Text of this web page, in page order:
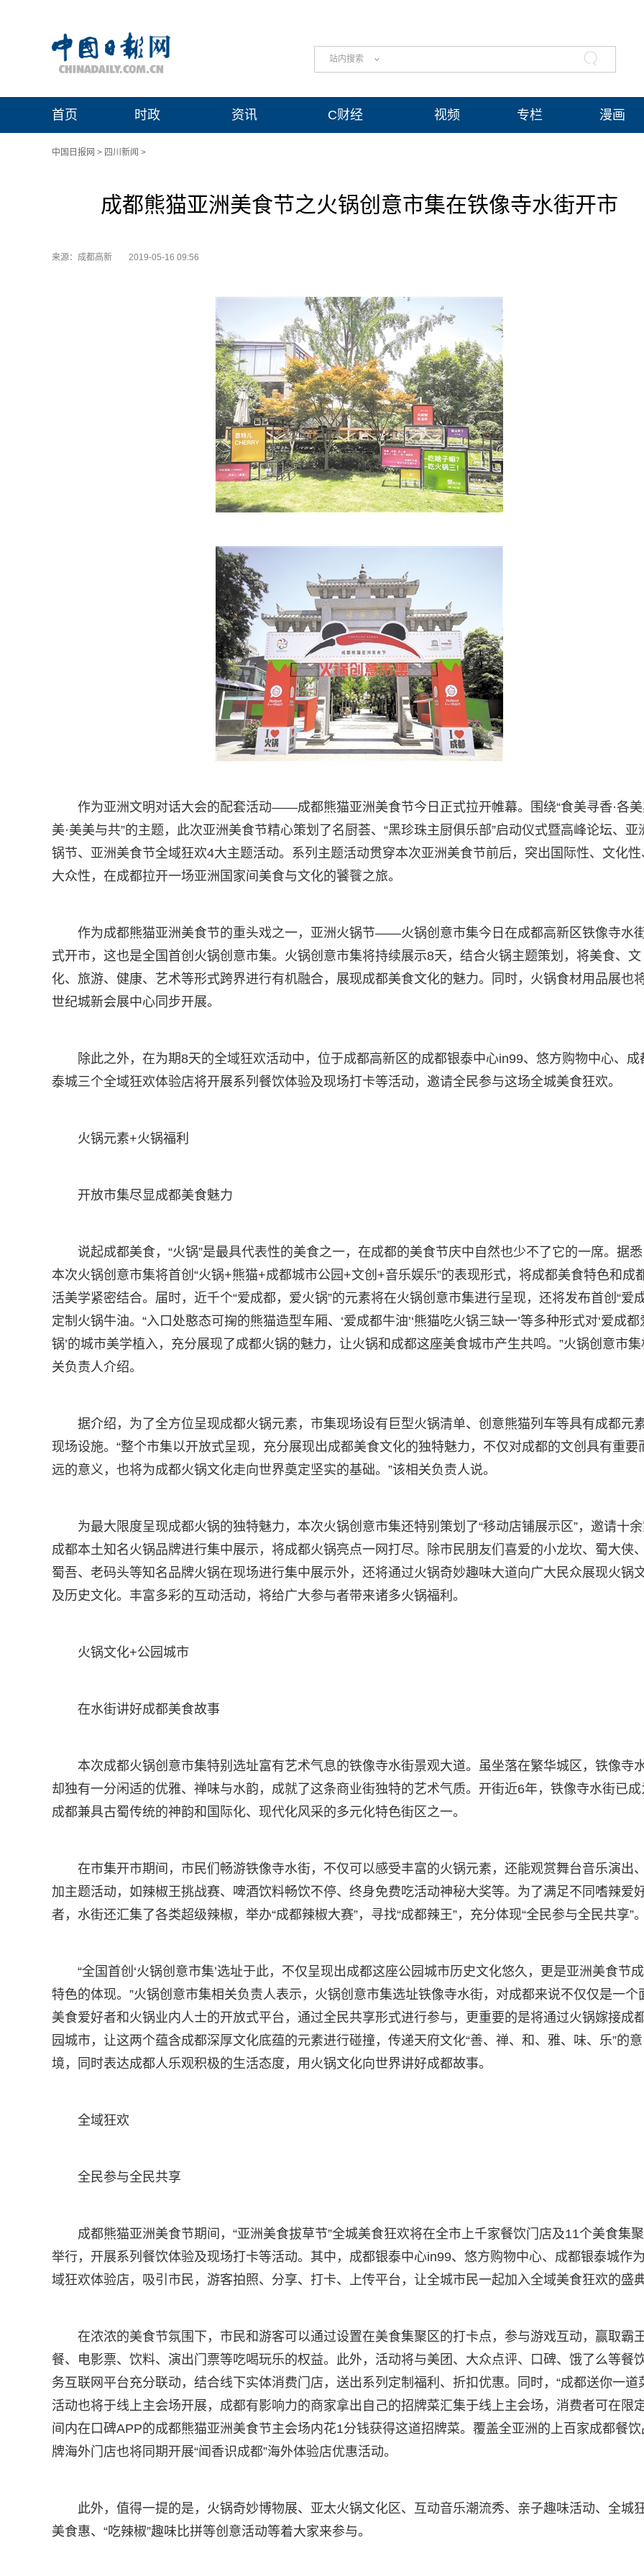
站内搜索
首页 时政 资讯 C财经 视频 专栏 漫画
中国日报网 > 四川新闻 >
成都熊猫亚洲美食节之火锅创意市集在铁像寺水街开市
来源：成都高新 2019-05-16 09:56
作为亚洲文明对话大会的配套活动——成都熊猫亚洲美食节今日正式拉开帷幕。围绕“食美寻香·各
美·美美与共”的主题，此次亚洲美食节精心策划了名厨荟、“黑珍珠主厨俱乐部”启动仪式暨高峰论坛、亚
锅节、亚洲美食节全域狂欢4大主题活动。系列主题活动贯穿本次亚洲美食节前后，突出国际性、文化性
大众性，在成都拉开一场亚洲国家间美食与文化的饕餮之旅。
作为成都熊猫亚洲美食节的重头戏之一，亚洲火锅节——火锅创意市集今日在成都高新区铁像寺水
式开市，这也是全国首创火锅创意市集。火锅创意市集将持续展示8天，结合火锅主题策划，将美食、文
化、旅游、健康、艺术等形式跨界进行有机融合，展现成都美食文化的魅力。同时，火锅食材用品展也
世纪城新会展中心同步开展。
除此之外，在为期8天的全域狂欢活动中，位于成都高新区的成都银泰中心in99、悠方购物中心、成
泰城三个全域狂欢体验店将开展系列餐饮体验及现场打卡等活动，邀请全民参与这场全城美食狂欢。
火锅元素+火锅福利
开放市集尽显成都美食魅力
说起成都美食，“火锅”是最具代表性的美食之一，在成都的美食节庆中自然也少不了它的一席。据悉
本次火锅创意市集将首创“火锅+熊猫+成都城市公园+文创+音乐娱乐”的表现形式，将成都美食特色和成
活美学紧密结合。届时，近千个“爱成都，爱火锅”的元素将在火锅创意市集进行呈现，还将发布首创“爱
定制火锅牛油。“入口处憨态可掬的熊猫造型车厢、‘爱成都牛油’‘熊猫吃火锅三缺一’等多种形式对‘爱成都
锅’的城市美学植入，充分展现了成都火锅的魅力，让火锅和成都这座美食城市产生共鸣。”火锅创意市集
关负责人介绍。
据介绍，为了全方位呈现成都火锅元素，市集现场设有巨型火锅清单、创意熊猫列车等具有成都元
现场设施。“整个市集以开放式呈现，充分展现出成都美食文化的独特魅力，不仅对成都的文创具有重要
远的意义，也将为成都火锅文化走向世界奠定坚实的基础。”该相关负责人说。
为最大限度呈现成都火锅的独特魅力，本次火锅创意市集还特别策划了“移动店铺展示区”，邀请十
成都本土知名火锅品牌进行集中展示，将成都火锅亮点一网打尽。除市民朋友们喜爱的小龙坎、蜀大侠
蜀吾、老码头等知名品牌火锅在现场进行集中展示外，还将通过火锅奇妙趣味大道向广大民众展现火锅
及历史文化。丰富多彩的互动活动，将给广大参与者带来诸多火锅福利。
火锅文化+公园城市
在水街讲好成都美食故事
本次成都火锅创意市集特别选址富有艺术气息的铁像寺水街景观大道。虽坐落在繁华城区，铁像寺
却独有一分闲适的优雅、禅味与水韵，成就了这条商业街独特的艺术气质。开街近6年，铁像寺水街已成
成都兼具古蜀传统的神韵和国际化、现代化风采的多元化特色街区之一。
在市集开市期间，市民们畅游铁像寺水街，不仅可以感受丰富的火锅元素，还能观赏舞台音乐演出
加主题活动，如辣椒王挑战赛、啤酒饮料畅饮不停、终身免费吃活动神秘大奖等。为了满足不同嗜辣爱
者，水街还汇集了各类超级辣椒，举办“成都辣椒大赛”，寻找“成都辣王”，充分体现“全民参与全民共享”。
“全国首创‘火锅创意市集’选址于此，不仅呈现出成都这座公园城市历史文化悠久，更是亚洲美食节
特色的体现。”火锅创意市集相关负责人表示，火锅创意市集选址铁像寺水街，对成都来说不仅仅是一个
美食爱好者和火锅业内人士的开放式平台，通过全民共享形式进行参与，更重要的是将通过火锅嫁接成
园城市，让这两个蕴含成都深厚文化底蕴的元素进行碰撞，传递天府文化“善、禅、和、雅、味、乐”的意
境，同时表达成都人乐观积极的生活态度，用火锅文化向世界讲好成都故事。
全域狂欢
全民参与全民共享
成都熊猫亚洲美食节期间，“亚洲美食拔草节”全城美食狂欢将在全市上千家餐饮门店及11个美食集
举行，开展系列餐饮体验及现场打卡等活动。其中，成都银泰中心in99、悠方购物中心、成都银泰城作
域狂欢体验店，吸引市民，游客拍照、分享、打卡、上传平台，让全城市民一起加入全域美食狂欢的盛典
在浓浓的美食节氛围下，市民和游客可以通过设置在美食集聚区的打卡点，参与游戏互动，赢取霸
餐、电影票、饮料、演出门票等吃喝玩乐的权益。此外，活动将与美团、大众点评、口碑、饿了么等餐
务互联网平台充分联动，结合线下实体消费门店，送出系列定制福利、折扣优惠。同时，“成都送你一道
活动也将于线上主会场开展，成都有影响力的商家拿出自己的招牌菜汇集于线上主会场，消费者可在限
间内在口碑APP的成都熊猫亚洲美食节主会场内花1分钱获得这道招牌菜。覆盖全亚洲的上百家成都餐饮
牌海外门店也将同期开展“闻香识成都”海外体验店优惠活动。
此外，值得一提的是，火锅奇妙博物展、亚太火锅文化区、互动音乐潮流秀、亲子趣味活动、全城
美食惠、“吃辣椒”趣味比拼等创意活动等着大家来参与。